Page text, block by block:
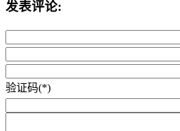
发表评论:
验证码(*)